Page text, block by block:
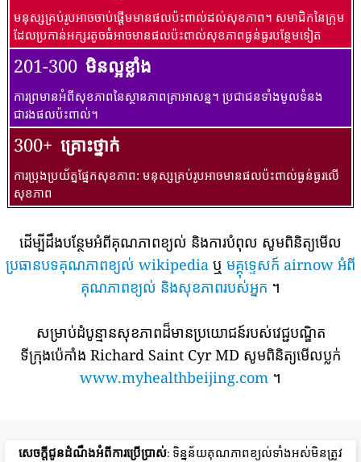
មនុស្សគ្រប់រូបអាចចាប់ផ្តើមមានផលប៉ះពាល់ដល់សុខភាព។ សមាជិកនៃក្រុម
ដែលប្រកាន់អក្សរតូចធំអាចមានផលប៉ះពាល់សុខភាពធ្ងន់ធ្ងរបន្ថែមទៀត
201-300 មិនល្អខ្លាំង
ការព្រមានអំពីសុខភាពនៃស្ថានភាពគ្រាអាសន្ន។ ប្រជាជនទាំងមូលទំនង
ជារងផលប៉ះពាល់។
300+ គ្រោះថ្នាក់
ការប្រុងប្រយ័ត្នផ្នែកសុខភាព: មនុស្សគ្រប់រូបអាចមានផលប៉ះពាល់ធ្ងន់ធ្ងរលើ
សុខភាព
ដើម្បីដឹងបន្ថែមអំពីគុណភាពខ្យល់ និងការបំពុល សូមពិនិត្យមើល
ប្រធានបទគុណភាពខ្យល់ wikipedia ឬ មគ្គុទ្ទេសក៍ airnow អំពី
គុណភាពខ្យល់ និងសុខភាពរបស់អ្នក ។
សម្រាប់ដំបូន្មានសុខភាពដ៏មានប្រយោជន៍របស់វេជ្ជបណ្ឌិត
ទីក្រុងប៉េកាំង Richard Saint Cyr MD សូមពិនិត្យមើលប្លក់
www.myhealthbeijing.com ។
សេចក្តីជូនដំណឹងអំពីការប្រើប្រាស់: ទិន្នន័យគុណភាពខ្យល់ទាំងអស់មិនត្រូវ